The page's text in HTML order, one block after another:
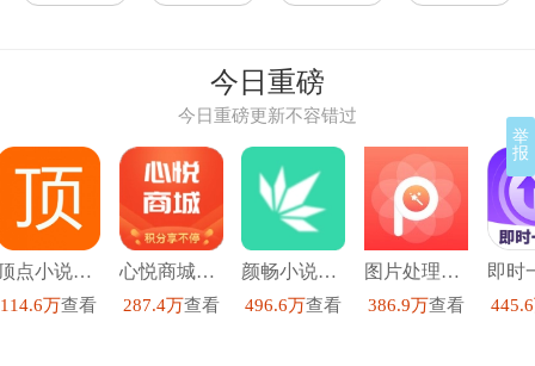
今日重磅
今日重磅更新不容错过
顶点小说去广告版
114.6万查看
心悦商城安卓直装版
287.4万查看
颜畅小说安卓官方版
496.6万查看
图片处理p图直装版
386.9万查看
举
报